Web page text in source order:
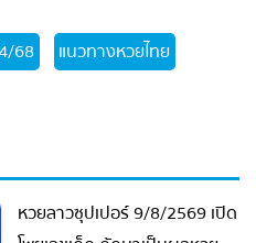
ชุมชนสามเหลี่ยม